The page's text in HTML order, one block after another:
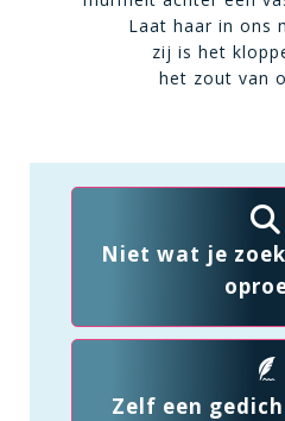
Laat haar in ons
zij is het
het zout van
Niet wat je
Zelf een